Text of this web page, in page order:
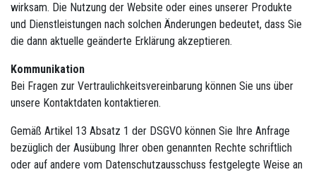
wirksam. Die Nutzung der Website oder eines unserer Produkte
und Dienstleistungen nach solchen Änderungen bedeutet, dass Sie
die dann aktuelle geänderte Erklärung akzeptieren.
Kommunikation
Bei Fragen zur Vertraulichkeitsvereinbarung können Sie uns über
unsere Kontaktdaten kontaktieren.
Gemäß Artikel 13 Absatz 1 der DSGVO können Sie Ihre Anfrage
bezüglich der Ausübung Ihrer oben genannten Rechte schriftlich
oder auf andere vom Datenschutzausschuss festgelegte Weise an